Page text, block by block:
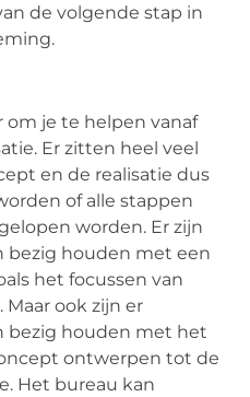
de volgende stap in
om je te helpen vanaf
Er zitten heel veel
en de realisatie dus
of alle stappen
worden. Er zijn
bezig houden met een
het focussen van
ook zijn er
bezig houden met het
ontwerpen tot de
Het bureau kan